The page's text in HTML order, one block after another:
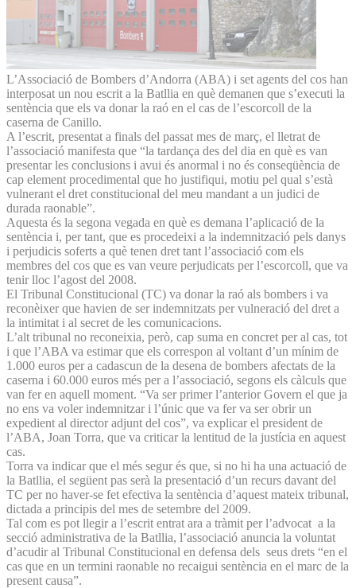
L’Associació de Bombers d’An­dorra (ABA) i set agents del cos han
interposat un nou escrit a la Batllia en què demanen que s’executi la
sentència que els va donar la raó en el cas de l’escorcoll de la
caserna de Canillo.
A l’escrit, presentat a finals del passat mes de març, el lletrat de
l’associació manifesta que “la tardança des del dia en què es van
presentar les conclusions i avui és anormal i no és conseqüència de
cap element procedimental que ho justifiqui, motiu pel qual s’està
vulnerant el dret constitucional del meu mandant a un judici de
durada raonable”.
Aquesta és la segona vegada en què es demana l’aplicació de la
sentència i, per tant, que es procedeixi a la indemnització pels danys
i perjudicis soferts a què tenen dret tant l’associació com els
membres del cos que es van veure perjudicats per l’escorcoll, que va
tenir lloc l’agost del 2008.
El Tribunal Constitucional (TC) va donar la raó als bombers i va
reconèixer que havien de ser indemnitzats per vulneració del dret a
la intimitat i al secret de les comunicacions.
L’alt tribunal no reconeixia, però, cap suma en concret per al cas, tot
i que l’ABA va estimar que els correspon al voltant d’un mínim de
1.000 euros per a cadascun de la desena de bombers afectats de la
caserna i 60.000 euros més per a l’associació, segons els càlculs que
van fer en aquell moment. “Va ser primer l’anterior Govern el que ja
no ens va voler indemnitzar i l’únic que va fer va ser obrir un
expedient al director adjunt del cos”, va explicar el president de
l’ABA, Joan Torra, que va criticar la lentitud de la justícia en aquest
cas.
Torra va indicar que el més segur és que, si no hi ha una actuació de
la Batllia, el següent pas serà la presentació d’un recurs davant del
TC per no haver-se fet efectiva la sentència d’aquest mateix tribunal,
dictada a principis del mes de setembre del 2009.
Tal com es pot llegir a l’escrit entrat ara a tràmit per l’advocat a la
secció administrativa de la Batllia, l’associació anuncia la voluntat
d’acudir al Tribunal Constitucional en defensa dels seus drets “en el
cas que en un termini raonable no recaigui sentència en el marc de la
present causa”.